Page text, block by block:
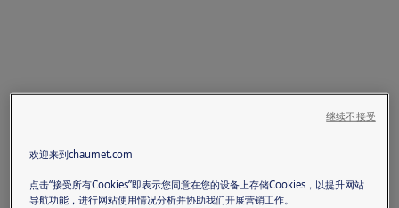
欢迎来到chaumet.com
点击“接受所有Cookies”即表示您同意在您的设备上存储Cookies，以提升网站
导航功能，进行网站使用情况分析并协助我们开展营销工作。
继续不接受